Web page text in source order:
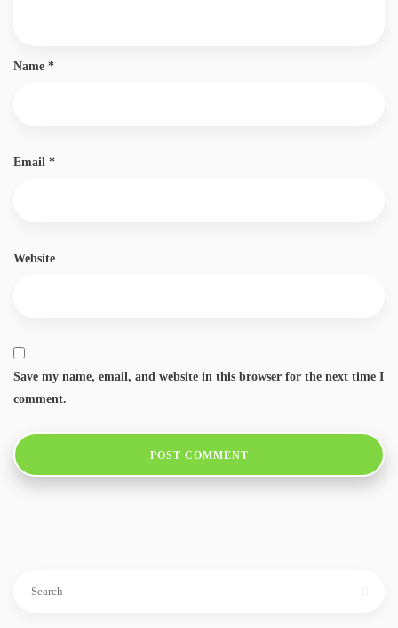
Name *
Email *
Website
Save my name, email, and website in this browser for the next time I
comment.